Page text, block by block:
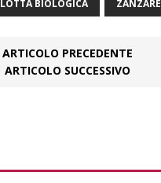
LOTTA BIOLOGICA ZANZARE
ARTICOLO PRECEDENTE
ARTICOLO SUCCESSIVO